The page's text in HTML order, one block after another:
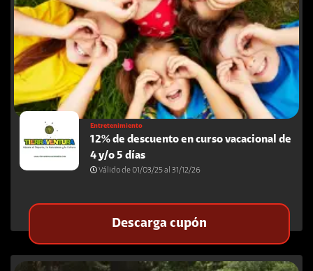
Busca cupones, tiendas, descuentos, ciudades y productos.
Entretenimiento
12% de descuento en curso vacacional de
4 y/o 5 días
Válido de 01/03/25 al 31/12/26
Descarga cupón